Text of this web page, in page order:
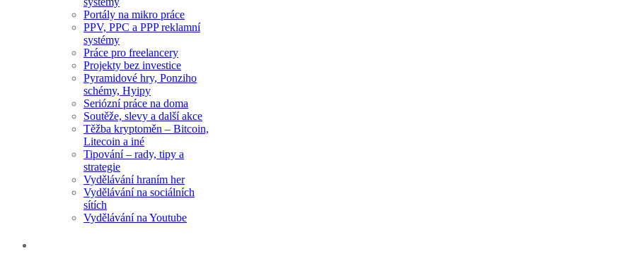
Portály na mikro práce
PPV, PPC a PPP reklamní
systémy
Práce pro freelancery
Projekty bez investice
Pyramidové hry, Ponziho
schémy, Hyipy
Seriózní práce na doma
Soutěže, slevy a další akce
Těžba kryptoměn – Bitcoin,
Litecoin a iné
Tipování – rady, tipy a
strategie
Vydělávání hraním her
Vydělávání na sociálních
sítích
Vydělávání na Youtube